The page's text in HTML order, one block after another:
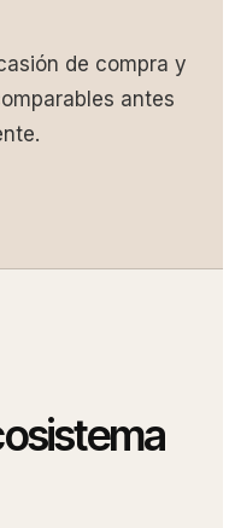
de compra y
antes